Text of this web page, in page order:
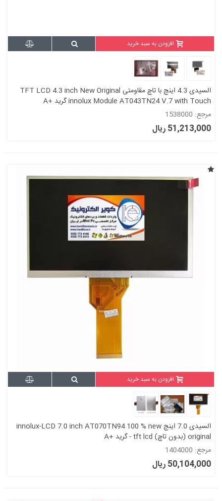
افزودن به سبد خرید
السیدی 4.3 اینچ با تاچ مقاومتی TFT LCD 4.3 inch New Original
innolux Module AT043TN24 V.7 with Touch گرید +A
مرجع: 1538000
51,213,000 ریال
افزودن به سبد خرید
السیدی 7.0 اینچ innolux-LCD 7.0 inch AT070TN94 100 % new
original (بدون تاچ) tft lcd - گرید +A
مرجع: 1404000
50,104,000 ریال